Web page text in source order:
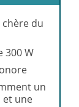
du
300 W
un
et une